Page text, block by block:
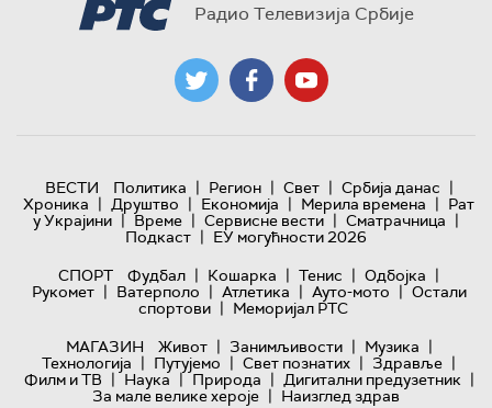
Радио Телевизија Србије
ВЕСТИ Политика | Регион | Свет | Србија данас |
Хроника | Друштво | Економија | Мерила времена | Рат
у Украјини | Време | Сервисне вести | Сматрачница |
Подкаст | ЕУ могућности 2026
СПОРТ
Фудбал | Кошарка | Тенис | Одбојка |
Рукомет | Ватерполо | Атлетика | Ауто-мото | Остали
спортови | Меморијал РТС
МАГАЗИН
Живот | Занимљивости | Музика |
Технологијa | Путујемо | Свет познатих | Здравље |
Филм и ТВ | Наука | Природа | Дигитални предузетник |
За мале велике хероје | Наизглед здрав